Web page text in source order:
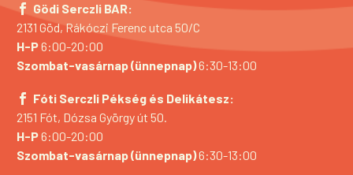
Gödi Serczli BAR:
2131 Göd, Rákóczi Ferenc utca 50/C
H-P6:00-20:00
Szombat-vasárnap (ünnepnap)6:30-13:00
Fóti Serczli Pékség és Delikátesz:
2151 Fót, Dózsa György út 50.
H-P6:00-20:00
Szombat-vasárnap (ünnepnap)6:30-13:00